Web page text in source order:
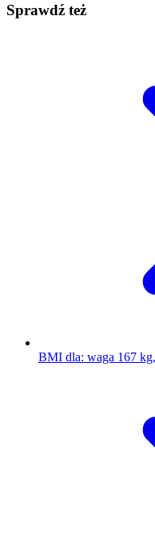
Sprawdź też
BMI dla: waga 167